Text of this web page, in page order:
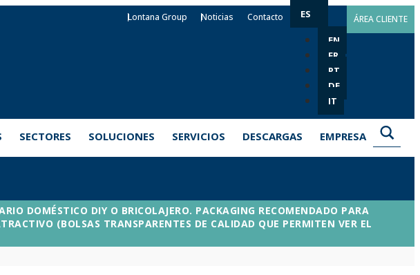
Lontana Group Noticias Contacto ES
EN
FR
PT
DE
IT
ÁREA CLIENTE
SECTORES SOLUCIONES SERVICIOS DESCARGAS EMPRESA
DOMÉSTICO DIY O BRICOLAJERO. PACKAGING RECOMENDADO PARA
(BOLSAS TRANSPARENTES DE CALIDAD QUE PERMITEN VER EL